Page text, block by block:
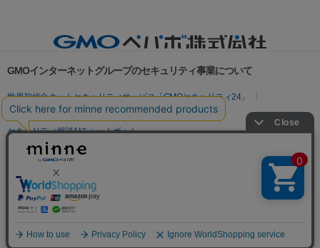
GMOインターネットグループのセキュリティ事業について
世界初総合ネットセキュリティサービス「GMOセキュリティ24」
パスワード漏洩診断
Webサイトリスク診断
セキュリティ相談AIチャットボット
実在証明・盗聴対策
サイバー攻撃対策（GMO Flatt Security）
セキュリティ事業の軌跡